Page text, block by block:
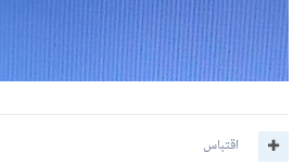
اقتباس